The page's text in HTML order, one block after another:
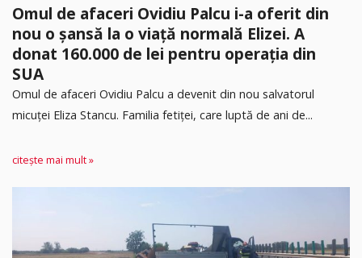
Omul de afaceri Ovidiu Palcu i-a oferit din
nou o șansă la o viață normală Elizei. A
donat 160.000 de lei pentru operația din
SUA
Omul de afaceri Ovidiu Palcu a devenit din nou salvatorul
micuței Eliza Stancu. Familia fetiței, care luptă de ani de...
citește mai mult »